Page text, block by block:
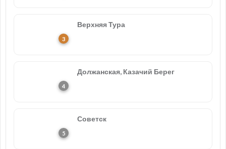
Верхняя Тура
Должанская, Казачий Берег
Советск